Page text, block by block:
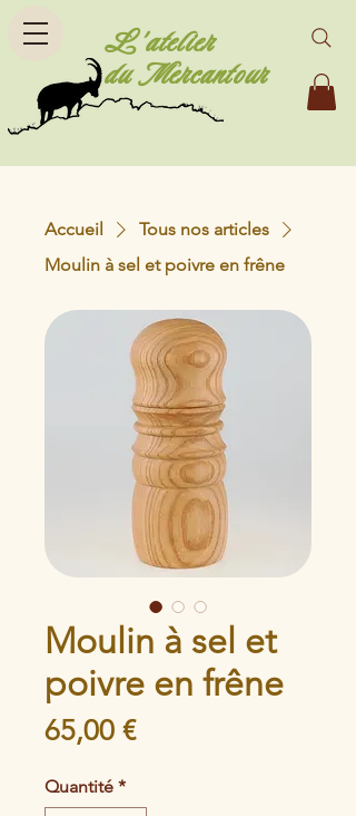
L'atelier
du Mercantour
Accueil
Tous nos articles
Moulin à sel et poivre en frêne
Moulin à sel et
poivre en frêne
65,00 €Prix
Quantité *